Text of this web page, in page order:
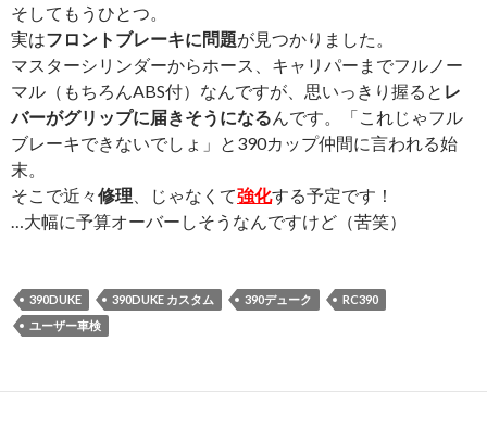
そしてもうひとつ。
実はフロントブレーキに問題が見つかりました。
マスターシリンダーからホース、キャリパーまでフルノー
マル（もちろんABS付）なんですが、思いっきり握ると レ
バーがグリップに届きそうになるんです。「これじゃフル
ブレーキできないでしょ」と390カップ仲間に言われる始
末。
そこで近々修理 、じゃなくて強化する予定です！
…大幅に予算オーバーしそうなんですけど（苦笑）
390DUKE 390DUKE カスタム 390デューク
RC390
ユーザー車検